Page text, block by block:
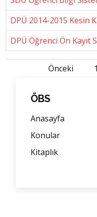
DPÜ 2014-2015 Kesin
DPÜ Öğrenci Ön Kayıt
Önceki 1
ÖBS
Anasayfa
Konular
Kitaplık